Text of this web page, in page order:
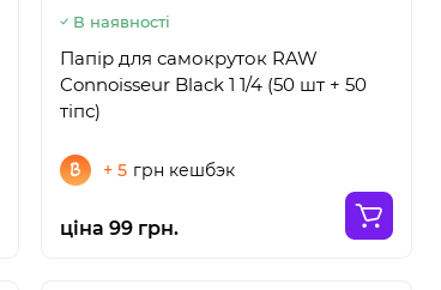
В наявності
Папір для самокруток RAW
Connoisseur Black 1 1/4 (50 шт + 50
тіпс)
+ 5 грн кешбэк
ціна 99 грн.